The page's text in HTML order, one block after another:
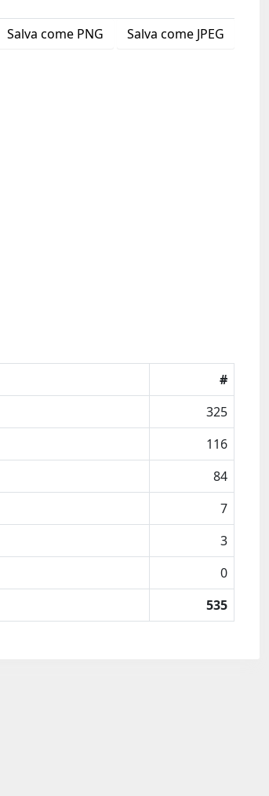
Salva come PNG
Salva come JPEG
#
325
116
84
7
3
0
535